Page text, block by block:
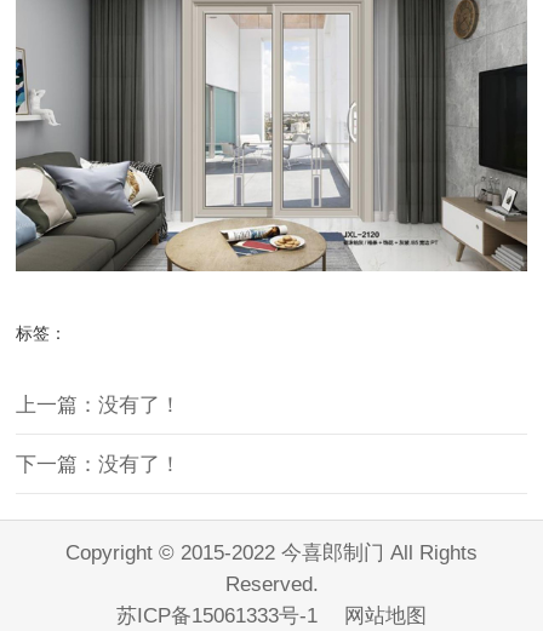
标签：
上一篇：没有了！
下一篇：没有了！
Copyright © 2015-2022 今喜郎制门 All Rights
Reserved.
苏ICP备15061333号-1
网站地图